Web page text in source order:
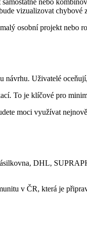
vizualizovat chybové
osobní projekt nebo
Uživatelé
To je klíčové pro
moci využívat
DHL,
v ČR, která je